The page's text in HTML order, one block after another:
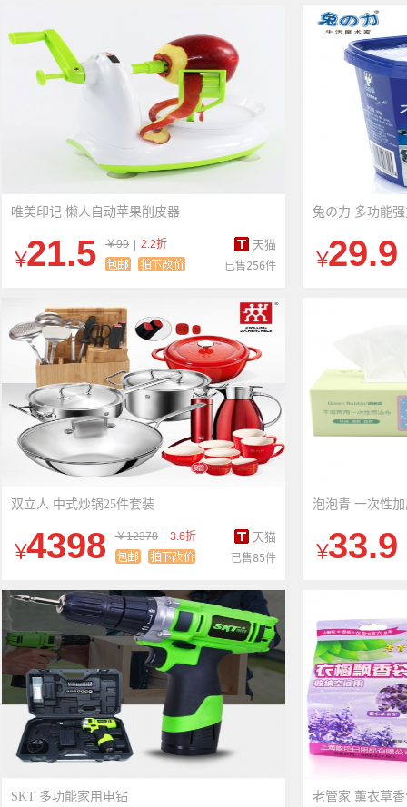
唯美印记 懒人自动苹果削皮器
￥21.5 天猫
￥99
2.2折
已售256件
兔の力 多功能
￥29.9
双立人 中式炒锅25件套装
￥4398 天猫
￥12378
3.6折
已售85件
泡泡青 一次性
￥33.9
SKT 多功能家用电钻 老管家 薰衣草